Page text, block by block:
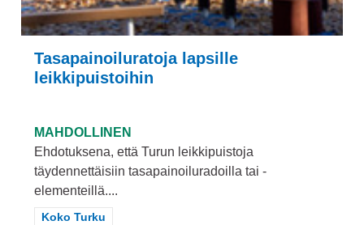
Tasapainoiluratoja lapsille
leikkipuistoihin
MAHDOLLINEN
Ehdotuksena, että Turun leikkipuistoja
täydennettäisiin tasapainoiluradoilla tai -
elementeillä....
Rajaa tulokset teeman mukaan: Koko Turku
Koko Turku